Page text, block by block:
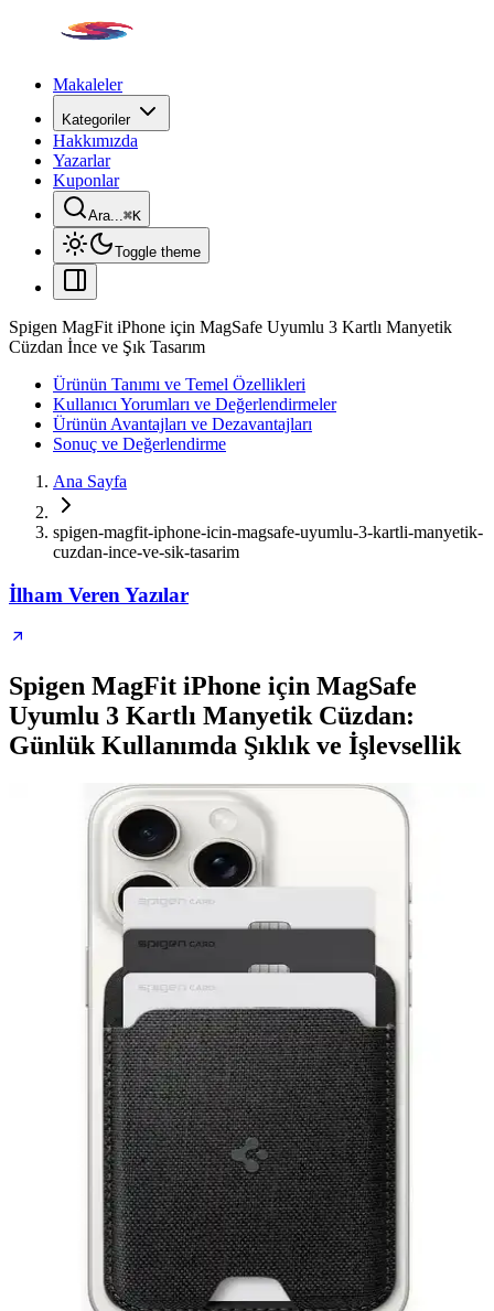
Makaleler
Kategoriler
Hakkımızda
Yazarlar
Kuponlar
Ara...⌘K
Toggle theme
Spigen MagFit iPhone için MagSafe Uyumlu 3 Kartlı Manyetik
Cüzdan İnce ve Şık Tasarım
Ürünün Tanımı ve Temel Özellikleri
Kullanıcı Yorumları ve Değerlendirmeler
Ürünün Avantajları ve Dezavantajları
Sonuç ve Değerlendirme
Ana Sayfa
spigen-magfit-iphone-icin-magsafe-uyumlu-3-kartli-manyetik-
cuzdan-ince-ve-sik-tasarim
İlham Veren Yazılar
Spigen MagFit iPhone için MagSafe
Uyumlu 3 Kartlı Manyetik Cüzdan:
Günlük Kullanımda Şıklık ve İşlevsellik